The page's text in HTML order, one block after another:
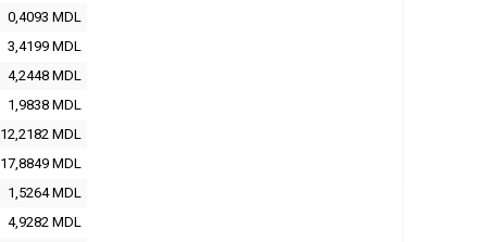
0,4093 MDL
3,4199 MDL
4,2448 MDL
1,9838 MDL
12,2182 MDL
17,8849 MDL
1,5264MDL
4,9282 MDL